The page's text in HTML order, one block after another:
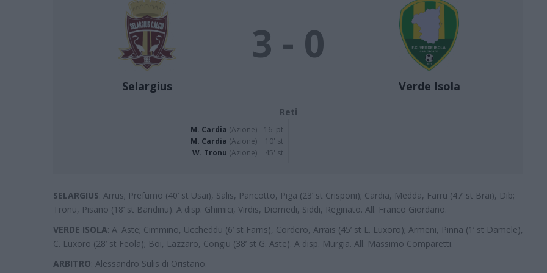
Selargius
3 - 0
Verde Isola
Reti
M. Cardia (Azione)
16' pt
M. Cardia (Azione)
10' st
W. Tronu (Azione) 45' st
SELARGIUS: Arrus; Prefumo (40’ st Usai), Salis, Pancotto, Piga (23’ st Crisponi); Cardia, Medda, Farru (47’ st Brai), Dib;
Tronu, Pisano (18’ st Bandinu). A disp. Ghimici, Virdis, Diomedi, Siddi, Reginato. All. Franco Giordano.
VERDE ISOLA: A. Aste; Cimmino, Uccheddu (6’ st Farris), Cordero, Arrais (45’ st L. Luxoro); Armeni, Pinna (1’ st Damele),
C. Luxoro (28’ st Feola); Boi, Lazzaro, Congiu (38’ st G. Aste). A disp. Murgia. All. Massimo Comparetti.
ARBITRO: Alessandro Sulis di Oristano.